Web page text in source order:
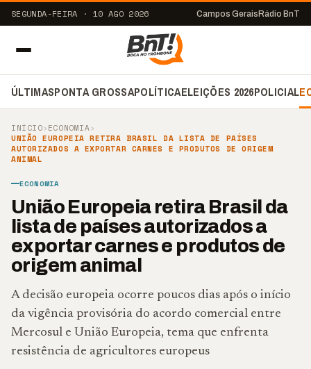
SEGUNDA-FEIRA · 10 AGO 2026 Campos Gerais Rádio BnT
ÚLTIMASPONTA GROSSAPOLÍTICAELEIÇÕES 2026POLICIAL
INÍCIO›ECONOMIA›
UNIÃO EUROPEIA RETIRA BRASIL DA LISTA DE PAÍSES
AUTORIZADOS A EXPORTAR CARNES E PRODUTOS DE ORIGEM
ANIMAL
ECONOMIA
União Europeia retira Brasil da
lista de países autorizados a
exportar carnes e produtos de
origem animal
A decisão europeia ocorre poucos dias após o início
da vigência provisória do acordo comercial entre
Mercosul e União Europeia, tema que enfrenta
resistência de agricultores europeus